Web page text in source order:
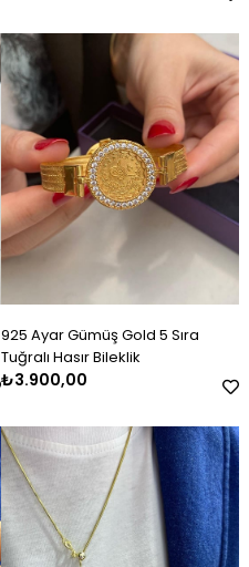
925 Ayar Gümüş Gold 5 Sıra
Tuğralı Hasır Bileklik
₺3.900,00